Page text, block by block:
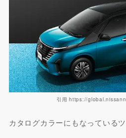
引用 https://
カタログカラーにもなっている